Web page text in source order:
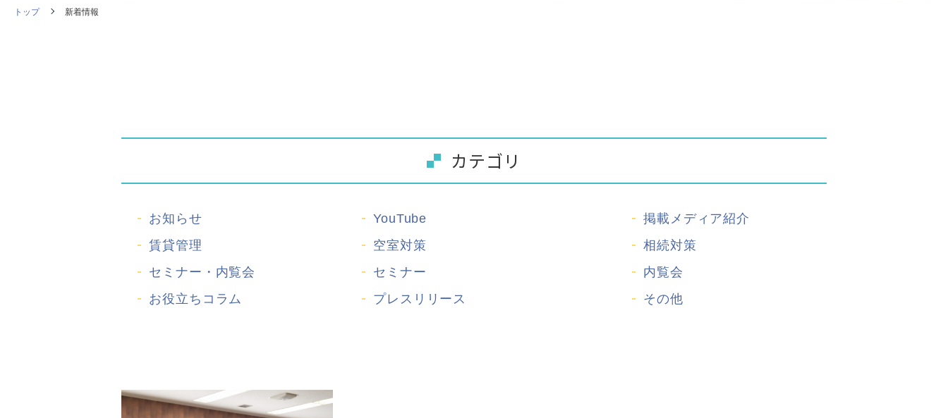
トップ 新着情報
カテゴリ
お知らせ YouTube
掲載メディア紹介
賃貸管理
空室対策
相続対策
セミナー・内覧会
セミナー
内覧会
お役立ちコラム
プレスリリース その他